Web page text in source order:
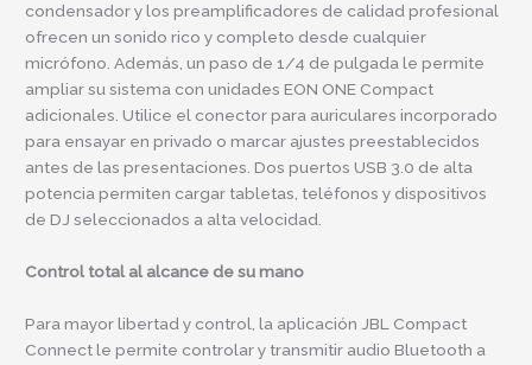
condensador y los preamplificadores de calidad profesional
ofrecen un sonido rico y completo desde cualquier
micrófono. Además, un paso de 1/4 de pulgada le permite
ampliar su sistema con unidades EON ONE Compact
adicionales. Utilice el conector para auriculares incorporado
para ensayar en privado o marcar ajustes preestablecidos
antes de las presentaciones. Dos puertos USB 3.0 de alta
potencia permiten cargar tabletas, teléfonos y dispositivos
de DJ seleccionados a alta velocidad.
Control total al alcance de su mano
Para mayor libertad y control, la aplicación JBL Compact
Connect le permite controlar y transmitir audio Bluetooth a